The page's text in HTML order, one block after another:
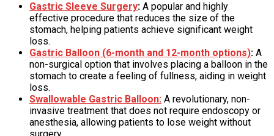
Gastric Sleeve Surgery: A popular and highly
effective procedure that reduces the size of the
stomach, helping patients achieve significant weight
loss.
Gastric Balloon (6-month and 12-month options): A
non-surgical option that involves placing a balloon in the
stomach to create a feeling of fullness, aiding in weight
loss.
Swallowable Gastric Balloon: A revolutionary, non-
invasive treatment that does not require endoscopy or
anesthesia, allowing patients to lose weight without